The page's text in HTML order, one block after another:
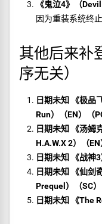
《鬼泣4》（
因为重装系统终止
其他后来补
序无关）
日期未知 《极品
Run）（EN）（
日期未知 《汤姆
H.A.W.X 2）（EN
日期未知 《战神
日期未知 《仙剑
Prequel）（SC）
日期未知 《The